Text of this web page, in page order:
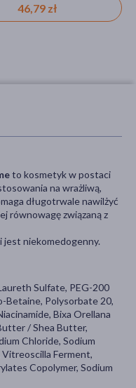
61,99 zł
46,79 zł
to kosmetyk w postaci
na wrażliwą,
długotrwale nawilżyć
równowagę związaną z
jest niekomedogenny.
Sulfate, PEG-200
Betaine, Polysorbate 20,
Bixa Orellana
/ Shea Butter,
Chloride, Sodium
Ferment,
Copolymer, Sodium